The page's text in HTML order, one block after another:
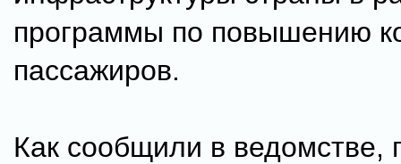
программы по повышению
пассажиров.
Как сообщили в ведомстве,